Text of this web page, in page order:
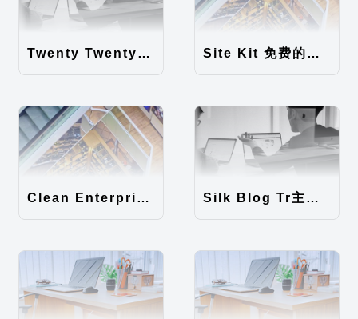
Twenty Twenty-Five 免费的WordPress内容主题 Site Kit 免费的WordPress数据统计插件
Clean Enterprise主题汉化包 Silk Blog Tr主题汉化包